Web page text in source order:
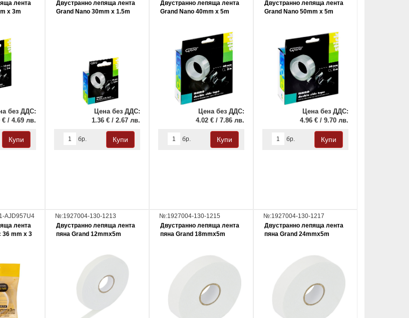
лента
x 3m
без ДДС:
€ / 4.69 лв.
Двустранно лепяща лента
Grand Nano 30mm x 1.5m
Цена без ДДС:
1.36 € / 2.67 лв.
бр.
Двустранно лепяща лента
Grand Nano 40mm x 5m
Цена без ДДС:
4.02 € / 7.86 лв.
бр.
Двустранно лепяща лента
Grand Nano 50mm x 5m
Цена без ДДС:
4.96 € / 9.70 лв.
бр.
AJD957U4
лента
36 mm x 3
№:1927004-130-1213
Двустранно лепяща лента
пяна Grand 12mmx5m
№:1927004-130-1215
Двустранно лепяща лента
пяна Grand 18mmx5m
№:1927004-130-1217
Двустранно лепяща лента
пяна Grand 24mmx5m